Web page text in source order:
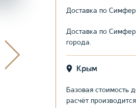
Доставка по
Доставка по
города.
Крым
Базовая стоимость
расчёт